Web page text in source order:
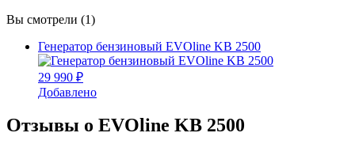
Вы смотрели (1)
Генератор бензиновый EVOline KB 2500
29 990 ₽
Добавлено
Отзывы о EVOline KB 2500